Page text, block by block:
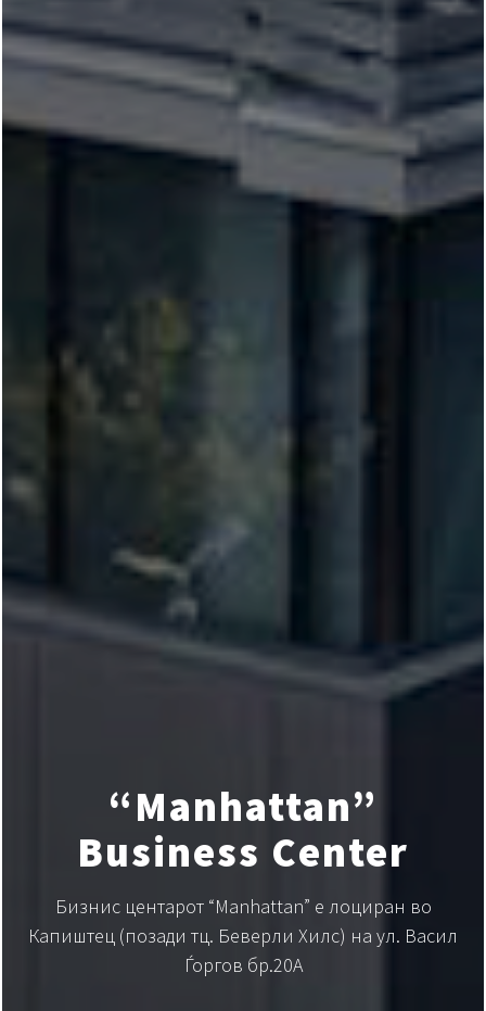
“Manhattan”
Business Center
Бизнис центарот “Manhattan” е лоциран во
Капиштец (позади тц. Беверли Хилс) на ул. Васил
Ѓоргов бр.20А